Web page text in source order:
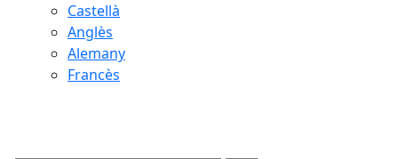
Castellà
Anglès
Alemany
Francès